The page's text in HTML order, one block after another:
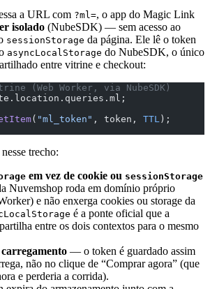
a URL com ?ml=, o app do Magic Link
isolado (NubeSDK) — sem acesso ao
sessionStorage da página. Ele lê o token
asyncLocalStorage do NubeSDK, o único
entre vitrine e checkout:
(Web Worker, via NubeSDK)
( "ml_token" , token, TTL );
trecho:
em vez de cookie ou sessionStorage
Nuvemshop roda em domínio próprio
e não enxerga cookies ou storage da
é a ponte oficial que a
entre os dois contextos para o mesmo
— o token é guardado assim
não no clique de “Comprar agora” (que
e perderia a corrida).